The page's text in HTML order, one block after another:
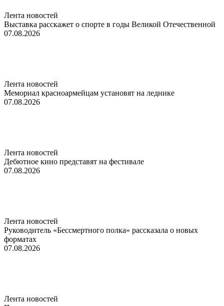
Лента новостей
Выставка расскажет о спорте в годы Великой Отечественной
07.08.2026
Лента новостей
Мемориал красноармейцам установят на леднике
07.08.2026
Лента новостей
Дебютное кино представят на фестивале
07.08.2026
Лента новостей
Руководитель «Бессмертного полка» рассказала о новых
форматах
07.08.2026
Лента новостей